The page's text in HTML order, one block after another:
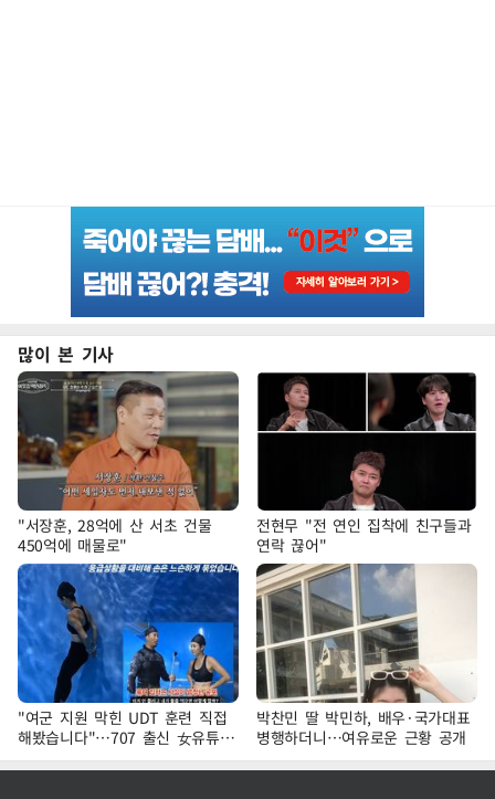
많이 본 기사
"서장훈, 28억에 산 서초 건물
450억에 매물로"
전현무 "전 연인 집착에 친구들과
연락 끊어"
"여군 지원 막힌 UDT 훈련 직접
해봤습니다"…707 출신 女유튜버
'완벽 소화'
박찬민 딸 박민하, 배우·국가대표
병행하더니…여유로운 근황 공개